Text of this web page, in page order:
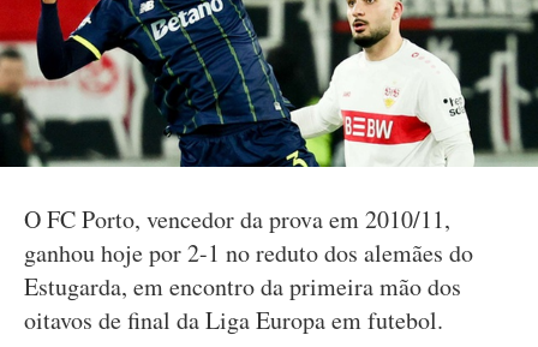
O FC Porto, vencedor da prova em 2010/11,
ganhou hoje por 2-1 no reduto dos alemães do
Estugarda, em encontro da primeira mão dos
oitavos de final da Liga Europa em futebol.